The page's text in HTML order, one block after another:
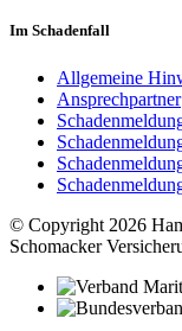
Im Schadenfall
Allgemeine
Ansprechpartner
© Copyright 2026
Schomacker